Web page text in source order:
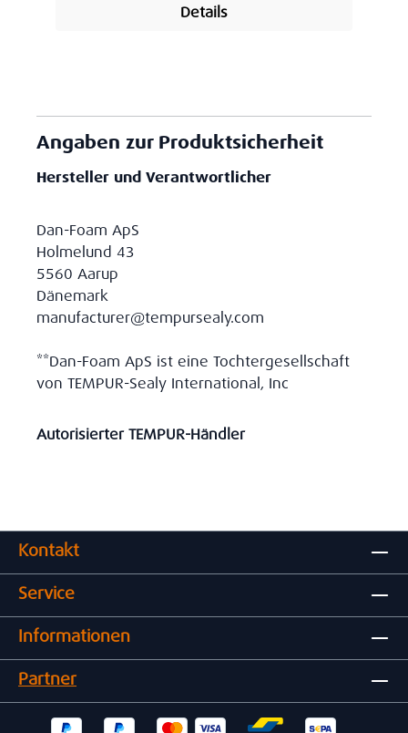
Details
Angaben zur Produktsicherheit
Hersteller und Verantwortlicher
Dan-Foam ApS
Holmelund 43
5560 Aarup
Dänemark
manufacturer@tempursealy.com
**Dan-Foam ApS ist eine Tochtergesellschaft
von TEMPUR-Sealy International, Inc
Autorisierter TEMPUR-Händler
Kontakt
Service
Informationen
Partner